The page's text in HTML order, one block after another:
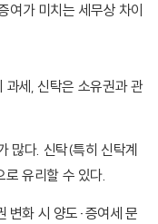
여가 미치는 세무상 차이
세, 신탁은 소유권과 관
많다. 신탁(특히 신탁계
유리할 수 있다.
변화 시 양도·증여세 문